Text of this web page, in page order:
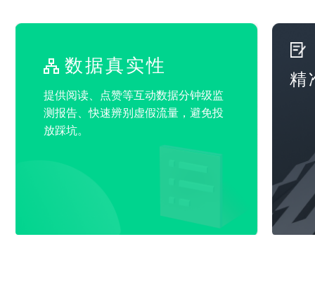
数据真实性
提供阅读、点赞等互动数据分钟级监
测报告、快速辨别虚假流量，避免投
放踩坑。
精